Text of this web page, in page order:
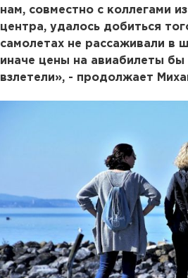
нам, совместно с коллегами
центра, удалось добиться
самолетах не рассаживали в
иначе цены на авиабилеты бы
взлетели», - продолжает